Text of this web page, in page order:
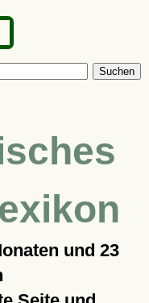
Suchen
und 23